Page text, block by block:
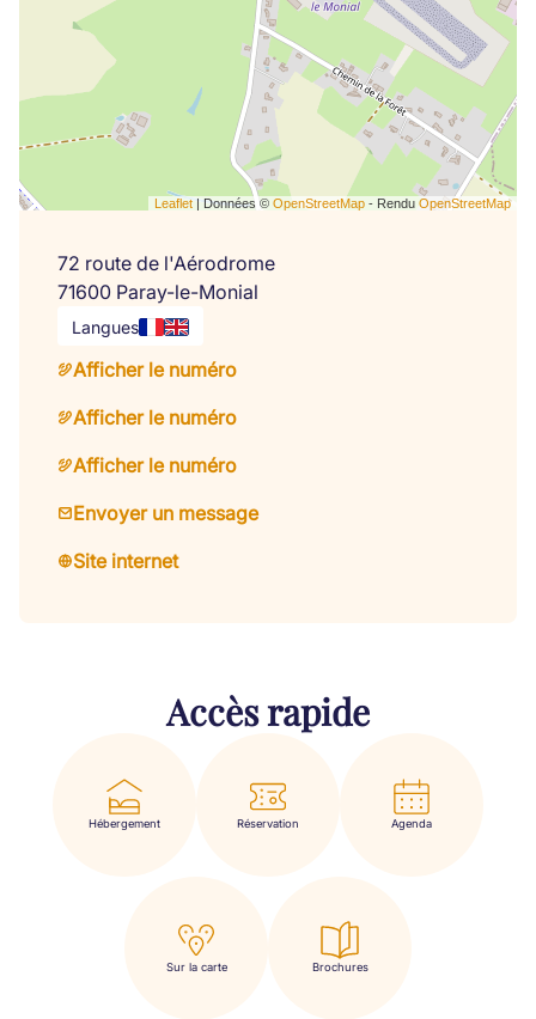
Leaflet | Données © OpenStreetMap - Rendu OpenStreetMap
72 route de l'Aérodrome
71600 Paray-le-Monial
Langues
Afficher le numéro
Afficher le numéro
Afficher le numéro
Envoyer un message
Site internet
Accès rapide
Hébergement Réservation Agenda
Sur la carte Brochures